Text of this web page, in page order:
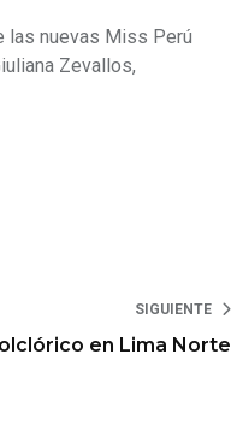
las nuevas Miss Perú
Zevallos,
SIGUIENTE
en Lima Norte